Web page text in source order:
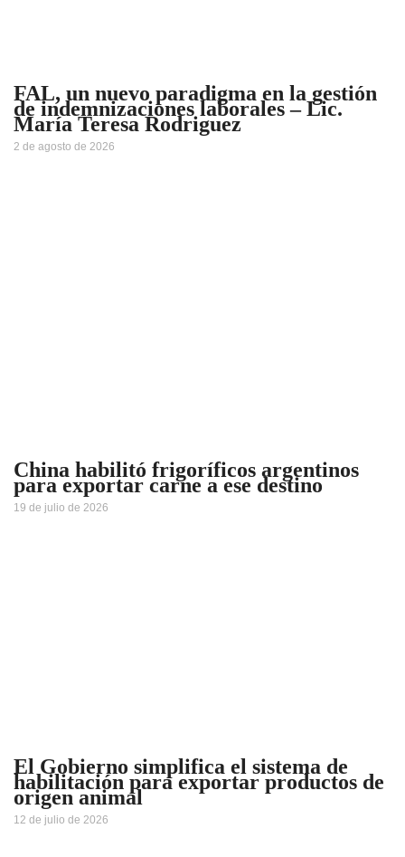
FAL, un nuevo paradigma en la gestión
de indemnizaciones laborales – Lic.
María Teresa Rodriguez
2 de agosto de 2026
China habilitó frigoríficos argentinos
para exportar carne a ese destino
19 de julio de 2026
El Gobierno simplifica el sistema de
habilitación para exportar productos de
origen animal
12 de julio de 2026